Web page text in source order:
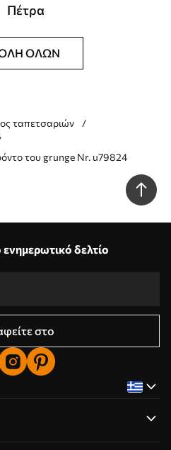
Πέτρα
ΌΛΩΝ
ταπετσαριών
του grunge Nr. u79824
δελτίο
στο